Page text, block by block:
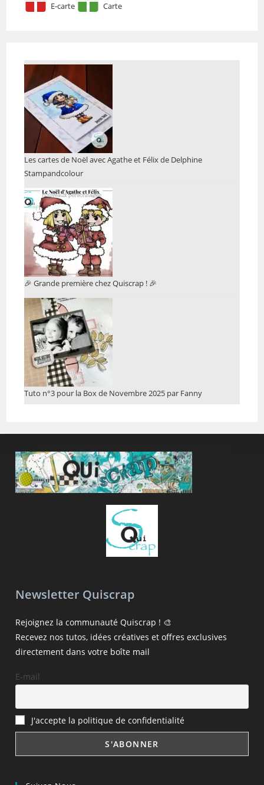
E-carte Carte
Les cartes de Noël avec Agathe et Félix de Delphine
Stampandcolour
🎉 Grande première chez Quiscrap ! 🎉
Tuto n°3 pour la Box de Novembre 2025 par Fanny
Newsletter Quiscrap
Rejoignez la communauté Quiscrap ! 🎨
Recevez nos tutos, idées créatives et offres exclusives
directement dans votre boîte mail
E-mail
J'accepte la politique de confidentialité